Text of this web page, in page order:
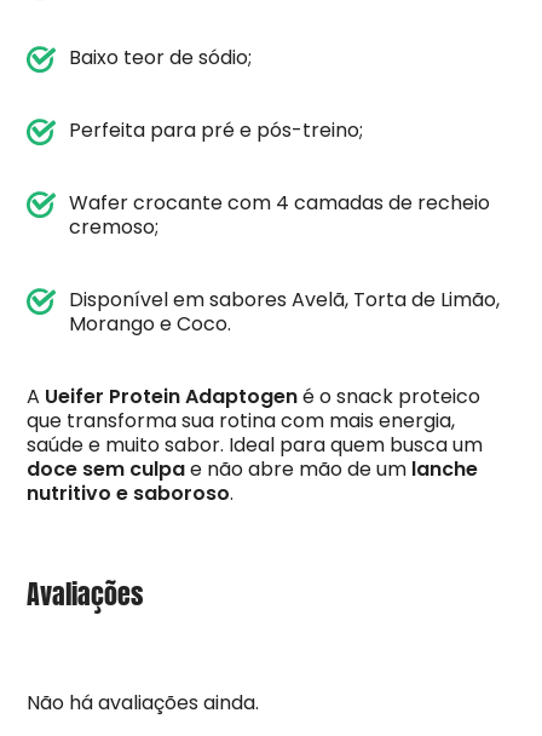
Baixo teor de sódio;
Perfeita para pré e pós-treino;
Wafer crocante com 4 camadas de recheio
cremoso;
Disponível em sabores Avelã, Torta de Limão,
Morango e Coco.
A Ueifer Protein Adaptogené o snack proteico
que transforma sua rotina com mais energia,
saúde e muito sabor. Ideal para quem busca um
doce sem culpae não abre mão de um lanche
nutritivo e saboroso.
Avaliações
Não há avaliações ainda.